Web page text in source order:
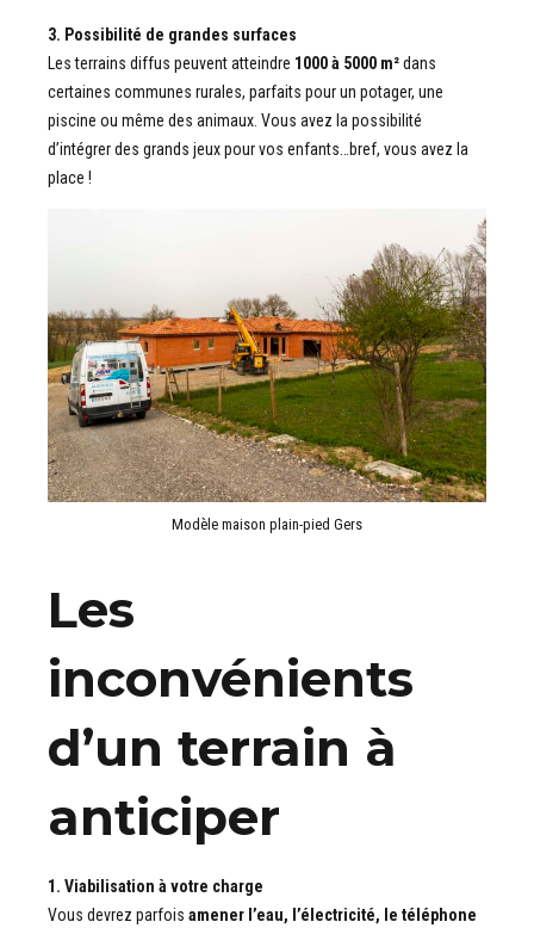
3. Possibilité de grandes surfaces
Les terrains diffus peuvent atteindre 1000 à 5000 m²dans
certaines communes rurales, parfaits pour un potager, une
piscine ou même des animaux. Vous avez la possibilité
d’intégrer des grands jeux pour vos enfants…bref, vous avez la
place !
Modèle maison plain-pied Gers
Les
inconvénients
d’un terrain à
anticiper
1. Viabilisation à votre charge
Vous devrez parfois amener l’eau, l’électricité, le téléphone